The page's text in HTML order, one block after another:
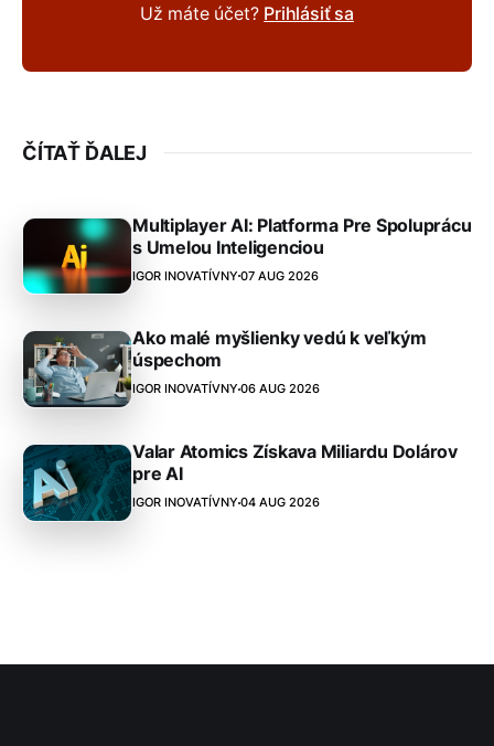
Už máte účet? Prihlásiť sa
ČÍTAŤ ĎALEJ
Multiplayer AI: Platforma Pre Spoluprácu
s Umelou Inteligenciou
IGOR INOVATÍVNY 07 AUG 2026
Ako malé myšlienky vedú k veľkým
úspechom
IGOR INOVATÍVNY 06 AUG 2026
Valar Atomics Získava Miliardu Dolárov
pre AI
IGOR INOVATÍVNY 04 AUG 2026